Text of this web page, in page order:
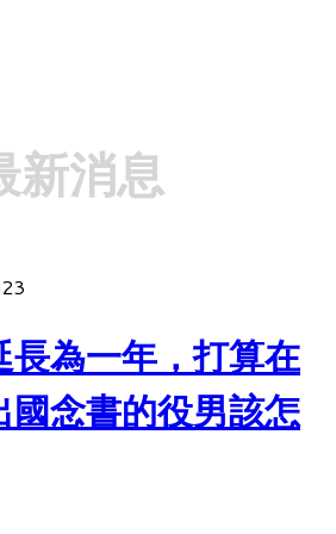
新消息
長為一年，打算在
國念書的役男該怎